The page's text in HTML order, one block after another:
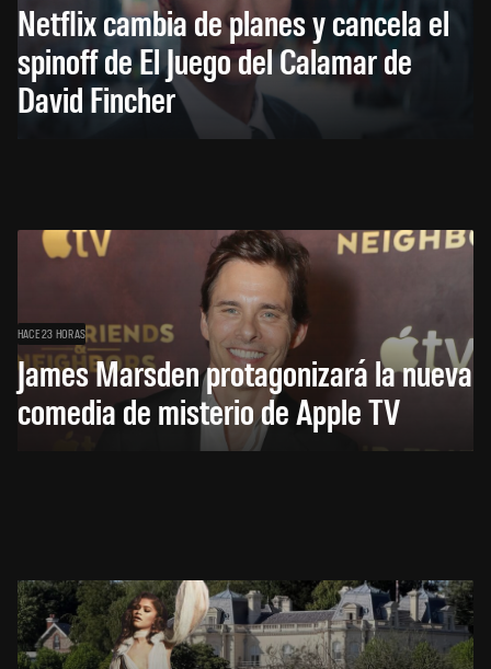
Netflix cambia de planes y cancela el
spinoff de El Juego del Calamar de
David Fincher
HACE 23 HORAS
James Marsden protagonizará la nueva
comedia de misterio de Apple TV